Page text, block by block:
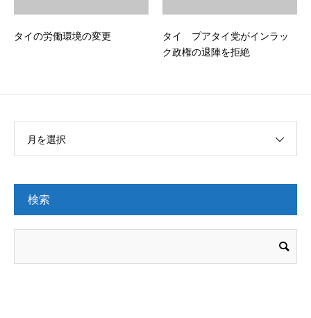
タイの労働環境の変更
タイ プアタイ党がインラッ
ク政権の退陣を拒絶
月を選択
検索